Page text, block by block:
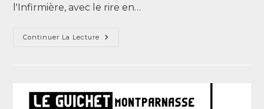
l'Infirmière, avec le rire en…
Continuer La Lecture